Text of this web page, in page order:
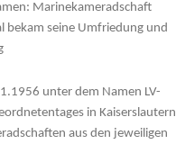
Marinekameradschaft
bekam seine Umfriedung und
unter dem Namen LV-
in Kaiserslautern
aus den jeweiligen